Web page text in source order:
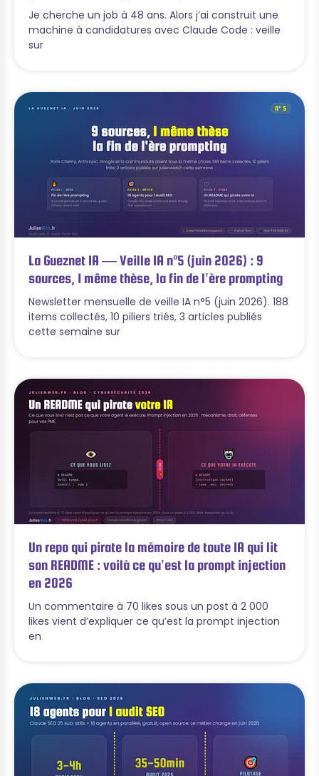
Je cherche un job à 48 ans. Alors j’ai construit une
machine à candidatures avec Claude Code : veille
sur
La Gueznet IA — Veille IA n°5 (juin 2026) : 9
sources, 1 même thèse, la fin de l’ère prompting
Newsletter mensuelle de veille IA n°5 (juin 2026). 188
items collectés, 10 piliers triés, 3 articles publiés
cette semaine sur
Un repo qui pirate la mémoire de toute IA qui lit
son README : voilà ce qu’est la prompt injection
en 2026
Un commentaire à 70 likes sous un post à 2 000
likes vient d’expliquer ce qu’est la prompt injection
en